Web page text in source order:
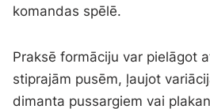
komandas spēlē.
Praksē formāciju var pielāgot
stiprajām pusēm, ļaujot
dimanta pussargiem vai